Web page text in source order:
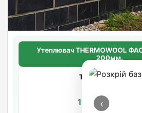
‹
Утеплювач THERMOWOOL
200мм.
Товщина: 200мм.
1 309.21